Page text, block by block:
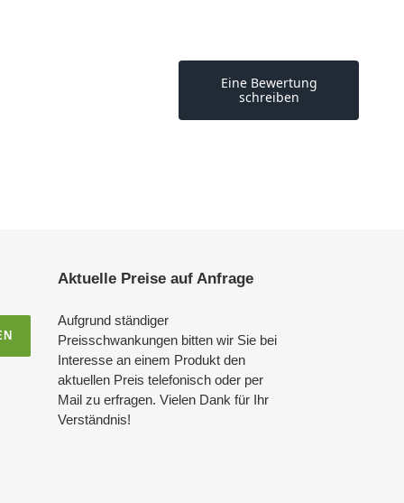
Aktuelle Preise auf Anfrage
Aufgrund ständiger
Preisschwankungen bitten wir Sie bei
Interesse an einem Produkt den
aktuellen Preis telefonisch oder per
Mail zu erfragen. Vielen Dank für Ihr
Verständnis!